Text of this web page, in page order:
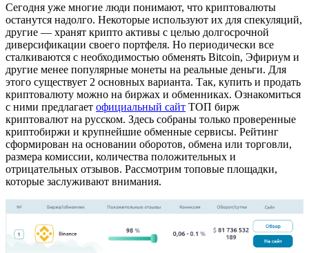
Сегодня уже многие люди понимают, что криптовалюты
останутся надолго. Некоторые используют их для спекуляций,
другие — хранят крипто активы с целью долгосрочной
диверсификации своего портфеля. Но периодически все
сталкиваются с необходимостью обменять Bitcoin, Эфириум и
другие менее популярные монеты на реальные деньги. Для
этого существует 2 основных варианта. Так, купить и продать
криптовалюту можно на биржах и обменниках. Ознакомиться
с ними предлагает официальный сайт ТОП бирж
криптовалют на русском. Здесь собраны только проверенные
криптобиржи и крупнейшие обменные сервисы. Рейтинг
сформирован на основании оборотов, обмена или торговли,
размера комиссии, количества положительных и
отрицательных отзывов. Рассмотрим топовые площадки,
которые заслуживают внимания.